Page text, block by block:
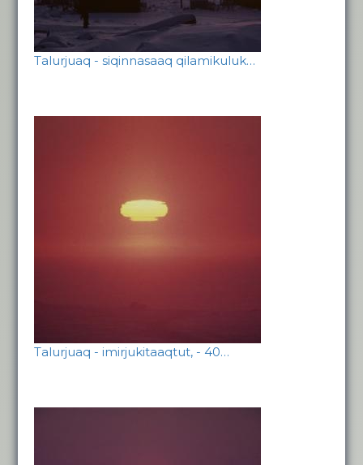
Talurjuaq - siqinnasaaq qilamikuluk…
Talurjuaq - imirjukitaaqtut, - 40…